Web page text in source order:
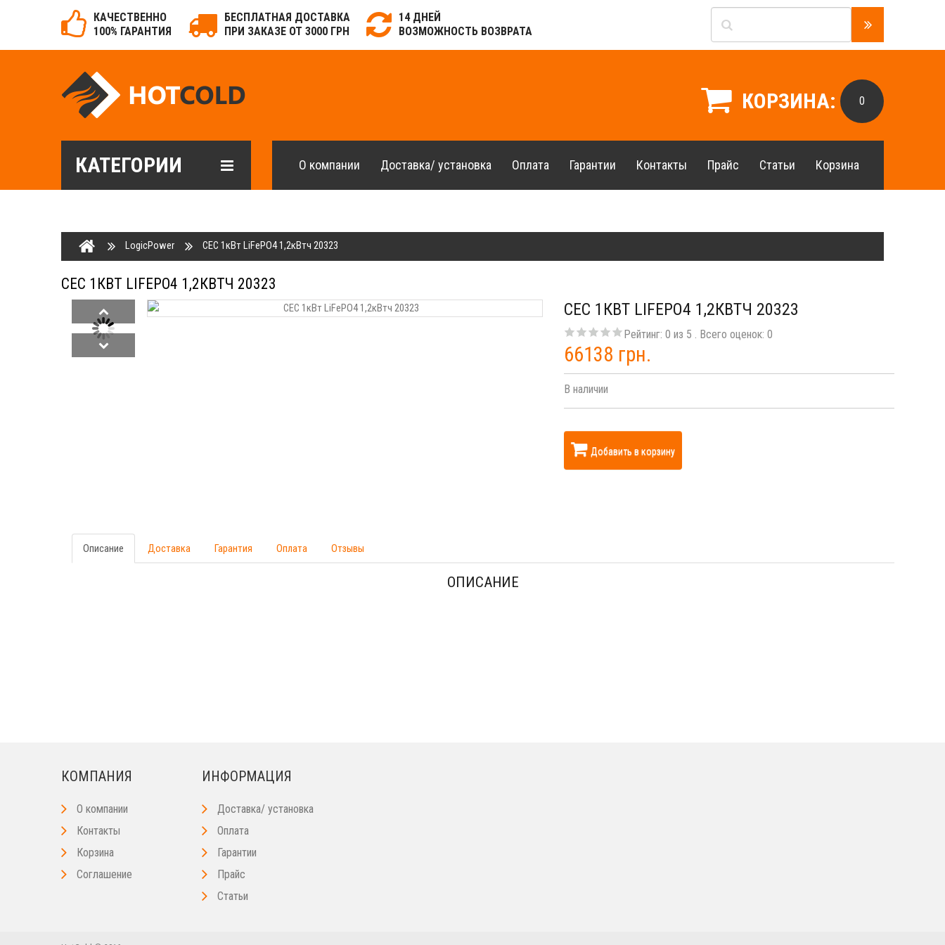
КАЧЕСТВЕННО
100% ГАРАНТИЯ
БЕСПЛАТНАЯ ДОСТАВКА
ПРИ ЗАКАЗЕ ОТ 3000 ГРН
14 ДНЕЙ
ВОЗМОЖНОСТЬ ВОЗВРАТА
КОРЗИНА: 0
КАТЕГОРИИ О компании Доставка/ установка Оплата Гарантии Контакты Прайс Статьи Корзина
LogicPower СЕС 1кВт LiFePO4 1,2кВтч 20323
СЕС 1КВТ LIFEPO4 1,2КВТЧ 20323
СЕС 1КВТ LIFEPO4 1,2КВТЧ 20323
Рейтинг: 0 из 5 . Всего оценок: 0
66138 грн.
В наличии
Добавить в корзину
Описание Доставка Гарантия Оплата Отзывы
ОПИСАНИЕ
КОМПАНИЯ
О компании
Контакты
Корзина
Соглашение
ИНФОРМАЦИЯ
Доставка/ установка
Оплата
Гарантии
Прайс
Статьи